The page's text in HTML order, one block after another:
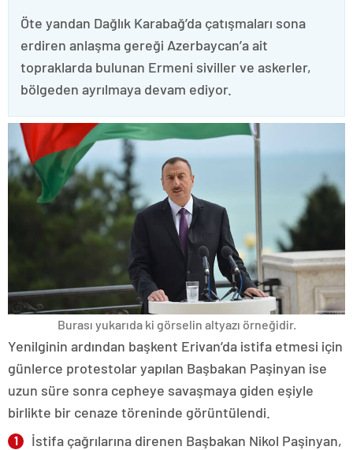
Öte yandan Dağlık Karabağ’da çatışmaları sona
erdiren anlaşma gereği Azerbaycan’a ait
topraklarda bulunan Ermeni siviller ve askerler,
bölgeden ayrılmaya devam ediyor.
Burası yukarıda ki görselin altyazı örneğidir.
Yenilginin ardından başkent Erivan’da istifa etmesi için
günlerce protestolar yapılan Başbakan Paşinyan ise
uzun süre sonra cepheye savaşmaya giden eşiyle
birlikte bir cenaze töreninde görüntülendi.
İstifa çağrılarına direnen Başbakan Nikol Paşinyan,